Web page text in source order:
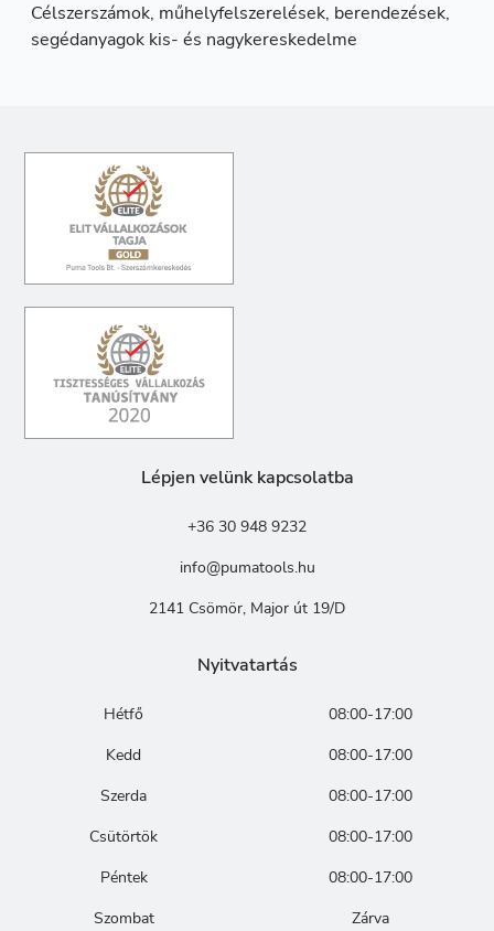
Célszerszámok, műhelyfelszerelések, berendezések,
segédanyagok kis- és nagykereskedelme
Lépjen velünk kapcsolatba
+36 30 948 9232
info@pumatools.hu
2141 Csömör, Major út 19/D
Nyitvatartás
Hétfő
08:00-17:00
Kedd
08:00-17:00
Szerda
08:00-17:00
Csütörtök
08:00-17:00
Péntek
08:00-17:00
Szombat
Zárva